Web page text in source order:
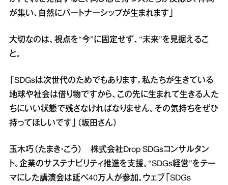
が集い、自然にパートナーシップが生まれます」
大切なのは、視点を“今”に固定せず、“未来”を見据えるこ
と。
「SDGsは次世代のためでもあります。私たちが生きている
地球や社会は借り物ですから、この先に生まれて生きる人た
ちにいい状態で残さなければなりません。その気持ちをぜひ
持ってほしいです」（坂田さん）
玉木巧（たまき・こう） 株式会社Drop SDGsコンサルタン
ト。企業のサステナビリティ推進を支援。“SDGs経営”をテー
マにした講演会は延べ40万人が参加。ウェブ「SDGs